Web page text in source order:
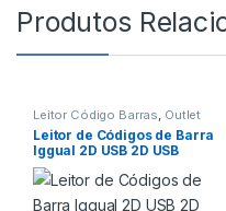
Produtos
Leitor Código Barras, Outlet
Leitor de Códigos de Barra
Iggual 2D USB 2D USB